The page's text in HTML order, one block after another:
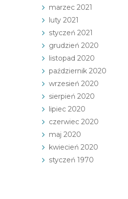
marzec 2021
luty 2021
styczeń 2021
grudzień 2020
listopad 2020
październik 2020
wrzesień 2020
sierpień 2020
lipiec 2020
czerwiec 2020
maj 2020
kwiecień 2020
styczeń 1970